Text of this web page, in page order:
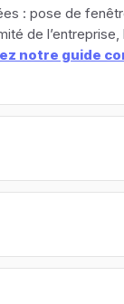
: pose de
de
notre guide